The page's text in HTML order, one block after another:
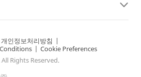
개인정보처리방침 |
| Cookie Preferences
Rights Reserved.